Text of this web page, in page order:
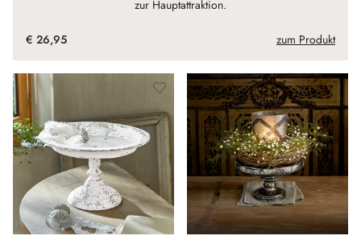
zur Hauptattraktion.
€ 26,95 zum Produkt